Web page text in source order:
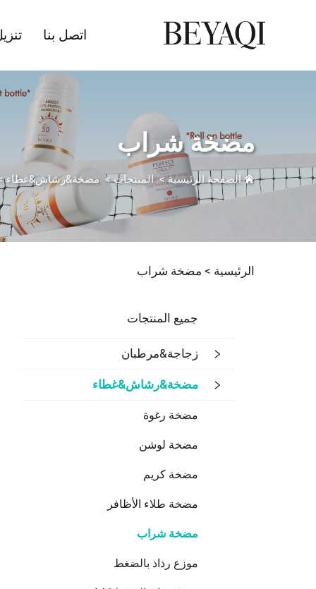
اتصل بنا
مضخة شراب
الصفحة الرئيسية>المنتجات> مضخة&رشاش&غطاء
الرئيسية > مضخة شراب
جميع المنتجات
زجاجة&مرطبان
مضخة&رشاش&غطاء
مضخة رغوة
مضخة لوشن
مضخة كريم
مضخة طلاء الأظافر
مضخة شراب
موزع رذاذ بالضغط